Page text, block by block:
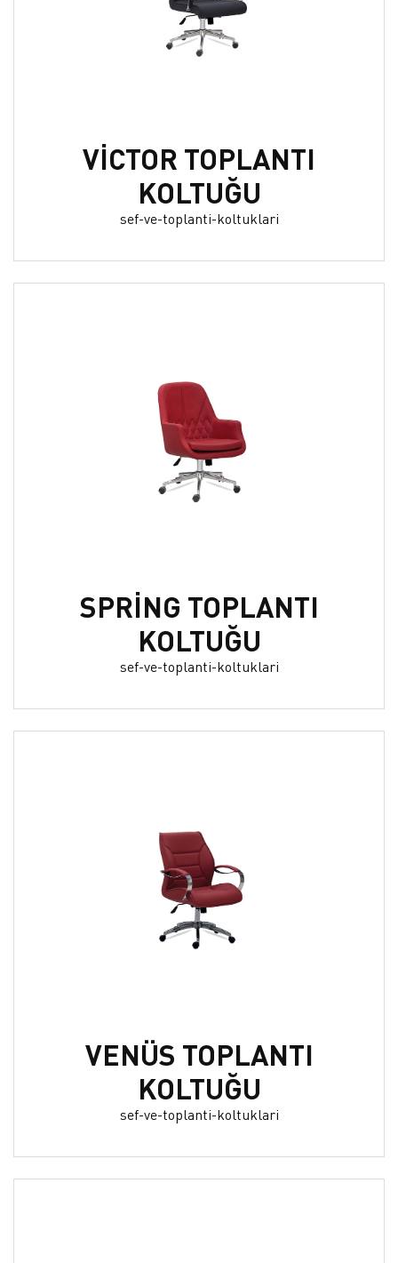
VİCTOR TOPLANTI
KOLTUĞU
sef-ve-toplanti-koltuklari
SPRİNG TOPLANTI
KOLTUĞU
sef-ve-toplanti-koltuklari
VENÜS TOPLANTI
KOLTUĞU
sef-ve-toplanti-koltuklari